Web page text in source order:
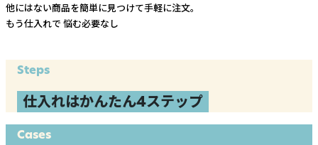
他にはない商品を簡単に見つけて手軽に注文。
もう仕入れで 悩む必要なし
Steps
仕入れはかんたん4ステップ
Cases